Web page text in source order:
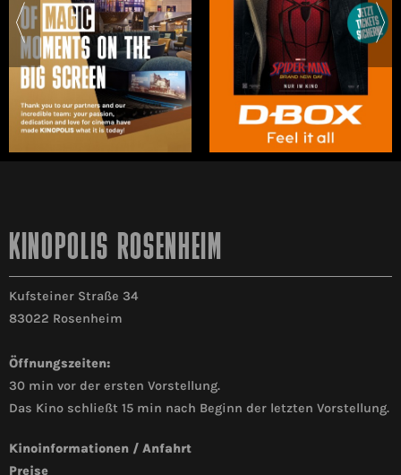
KINOPOLIS ROSENHEIM
Kufsteiner Straße 34
83022 Rosenheim
Öffnungszeiten:
30 min vor der ersten Vorstellung.
Das Kino schließt 15 min nach Beginn der letzten Vorstellung.
Kinoinformationen / Anfahrt
Preise